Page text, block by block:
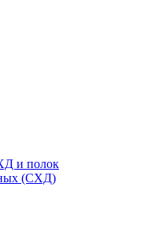
и полок
(СХД)